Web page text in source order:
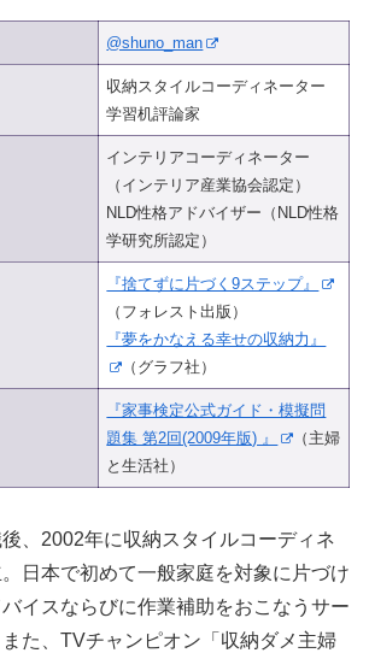
@shuno_man
収納スタイルコーディネーター
学習机評論家
インテリアコーディネーター
（インテリア産業協会認定）
NLD性格アドバイザー（NLD性格
学研究所認定）
『捨てずに片づく9ステップ』
（フォレスト出版）
『夢をかなえる幸せの収納力』
（グラフ社）
『家事検定公式ガイド・模擬問
題集 第2回(2009年版) 』
（主婦
と生活社）
、2002年に収納スタイルコーディネ
日本で初めて一般家庭を対象に片づけ
イスならびに作業補助をおこなうサー
た、TVチャンピオン「収納ダメ主婦